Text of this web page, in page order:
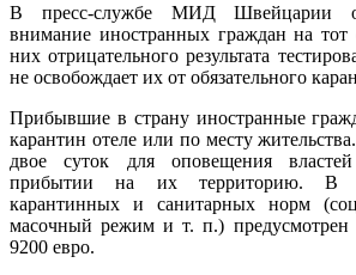
В пресс-службе МИД Швейцарии
внимание иностранных граждан на тот
них отрицательного результата
не освобождает их от обязательного
Прибывшие в страну иностранные
карантин отеле или по месту
двое суток для оповещения
прибытии на их территорию. В
карантинных и санитарных норм
масочный режим и т. п.) предусмотрен
9200 евро.